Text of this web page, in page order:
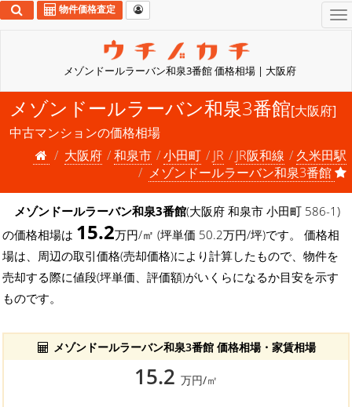
メゾンドールラーバン和泉3番館 価格相場 | 大阪府
物件価格査定
メゾンドールラーバン和泉3番館[大阪府]
中古マンションの価格相場
大阪府
和泉市 小田町 JR JR阪和線
久米田駅
メゾンドールラーバン和泉3番館
メゾンドールラーバン和泉3番館(大阪府 和泉市 小田町 586-1)
の価格相場は 15.2万円/㎡ (坪単価 50.2万円/坪)です。 価格相
場は、周辺の取引価格(売却価格)により計算したもので、物件を
売却する際に値段(坪単価、評価額)がいくらになるか目安を示す
ものです。
メゾンドールラーバン和泉3番館 価格相場・家賃相場
15.2 万円/㎡